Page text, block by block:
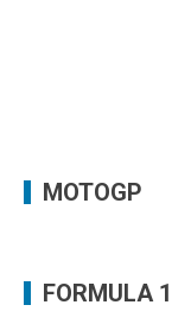
MOTOGP
FORMULA 1